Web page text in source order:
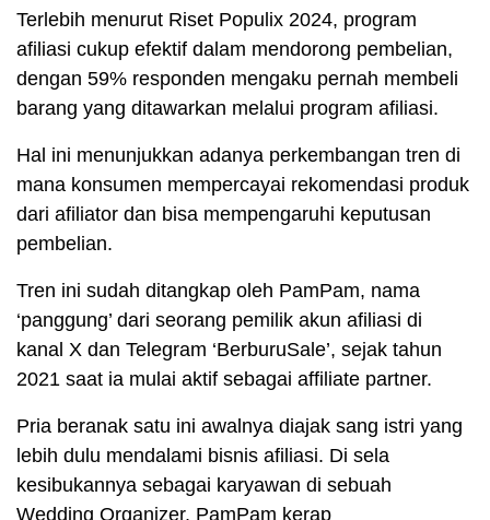
Terlebih menurut Riset Populix 2024, program
afiliasi cukup efektif dalam mendorong pembelian,
dengan 59% responden mengaku pernah membeli
barang yang ditawarkan melalui program afiliasi.
Hal ini menunjukkan adanya perkembangan tren di
mana konsumen mempercayai rekomendasi produk
dari afiliator dan bisa mempengaruhi keputusan
pembelian.
Tren ini sudah ditangkap oleh PamPam, nama
‘panggung’ dari seorang pemilik akun afiliasi di
kanal X dan Telegram ‘BerburuSale’, sejak tahun
2021 saat ia mulai aktif sebagai affiliate partner.
Pria beranak satu ini awalnya diajak sang istri yang
lebih dulu mendalami bisnis afiliasi. Di sela
kesibukannya sebagai karyawan di sebuah
Wedding Organizer, PamPam kerap